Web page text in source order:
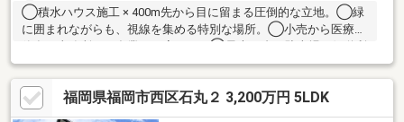
◯積水ハウス施工 × 400m先から目に留まる圧倒的な立地。◯緑
に囲まれながらも、視線を集める特別な場所。◯小売から医療・
用で優れた集客導線を実現。
福岡県福岡市西区石丸２ 3,200万円 5LDK